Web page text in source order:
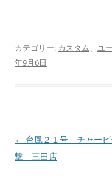
カテゴリー: カスタム、 ユ
年9月6日 |
投
稿
← 台風２１号 チャー
撃 三田店